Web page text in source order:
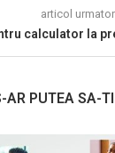
articol urmator
calculator la
AR PUTEA SA-